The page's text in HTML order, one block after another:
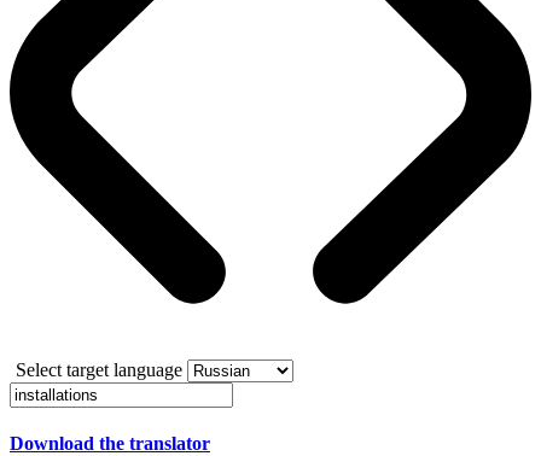
Select target language
Download the translator